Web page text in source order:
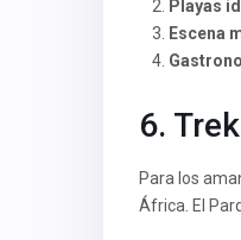
Playas
Escena
6.
Para los
África. El